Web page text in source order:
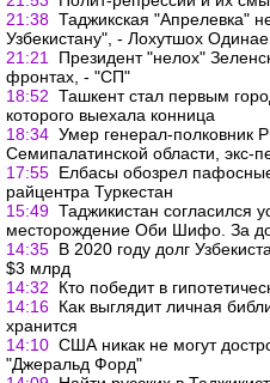
21:38 Таджикская "Апрелевка"
Узбекистану", - Лохутшох
21:21
Президент "нелох"
фронтах, - "СП"
18:52 Ташкент стал первым
которого выехала конница
18:34 Умер генерал-полковник
Семипалатинской области,
17:55 Елбасы обозрел
райцентра Туркестан
15:49 Таджикистан согласился
месторождение Оби Шифо. За
14:35 В 2020 году долг
$3 млрд
14:32
Кто победит в
14:16 Как выглядит личная
хранится
14:10 США никак не могут
"Джеральд Форд"